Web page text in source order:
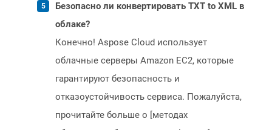
Безопасно ли конвертировать TXT to XML в
облаке?
Конечно! Aspose Cloud использует
облачные серверы Amazon EC2, которые
гарантируют безопасность и
отказоустойчивость сервиса. Пожалуйста,
прочитайте больше о [методах